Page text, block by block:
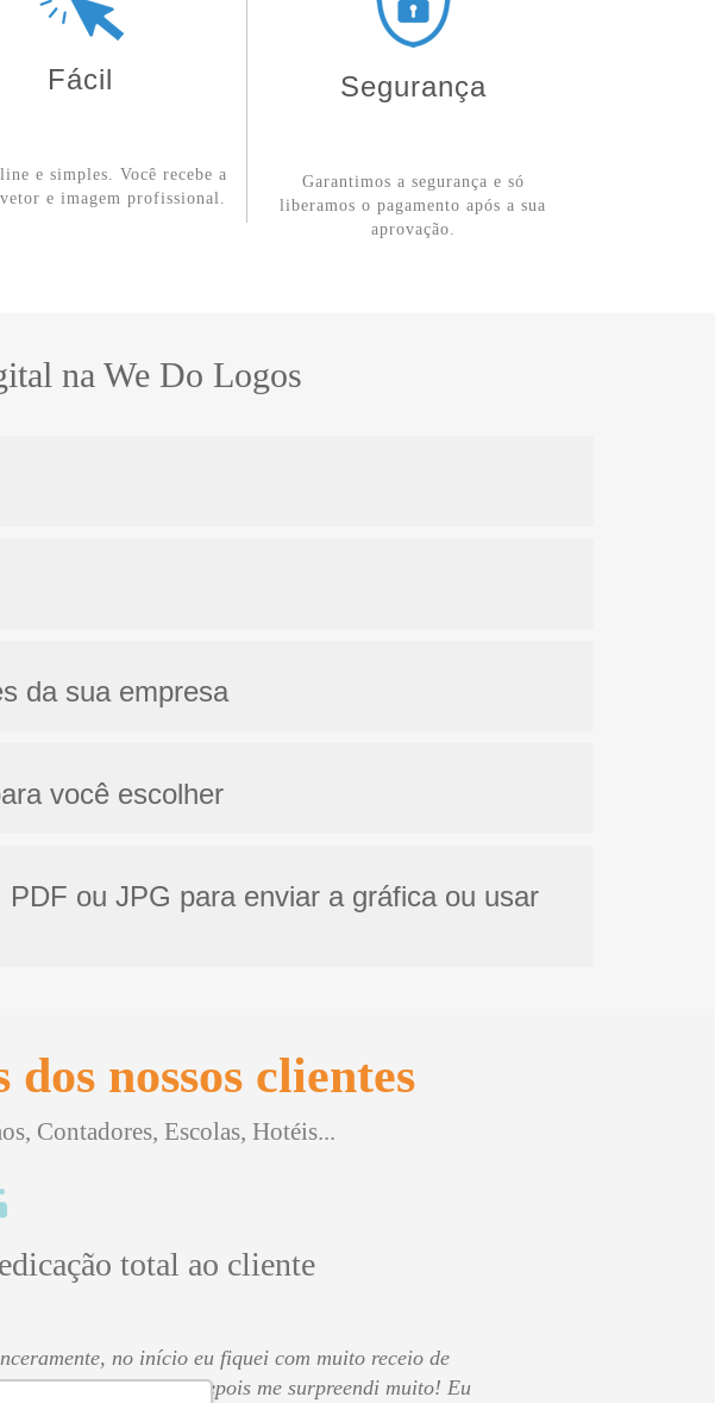
Fácil
e simples. Você recebe a
e imagem profissional.
Segurança
Garantimos a segurança e só
liberamos o pagamento após a sua
aprovação.
na We Do Logos
da sua empresa
você escolher
ou JPG para enviar a gráfica ou usar
nossos clientes
Contadores, Escolas, Hotéis...
total ao cliente
no início eu fiquei com muito receio de
a empresa mas depois me surpreendi muito! Eu